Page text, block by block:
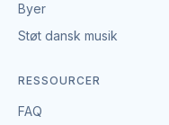
Byer
Støt dansk musik
RESSOURCER
FAQ